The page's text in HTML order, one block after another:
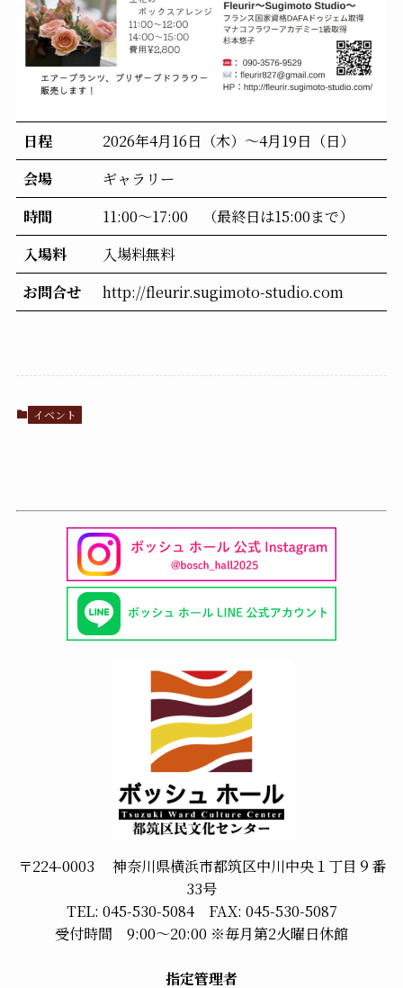
日程
2026年4月16日（木）～4月19日（日）
会場
ギャラリー
時間
11:00～17:00 （最終日は15:00まで）
入場料
入場料無料
お問合せ
http://fleurir.sugimoto-studio.com
イベント
〒224-0003 神奈川県横浜市都筑区中川中央１丁目９番
33号
TEL: 045-530-5084 FAX: 045-530-5087
受付時間 9:00～20:00 ※毎月第2火曜日休館
指定管理者